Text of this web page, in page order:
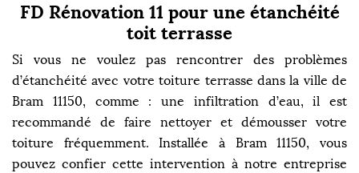
FD Rénovation 11 pour une étanchéité
toit terrasse
Si vous ne voulez pas rencontrer des problèmes
d’étanchéité avec votre toiture terrasse dans la ville de
Bram 11150, comme : une infiltration d’eau, il est
recommandé de faire nettoyer et démousser votre
toiture fréquemment. Installée à Bram 11150, vous
pouvez confier cette intervention à notre entreprise